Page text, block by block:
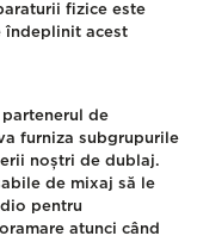
fizice este
îndeplinit acest
de
furniza subgrupurile
noștri de dublaj.
de mixaj să le
pentru
atunci când